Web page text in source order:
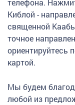
телефона.
Киблой -
священной
точное
ориентируйтесь
картой.
Мы будем
любой из